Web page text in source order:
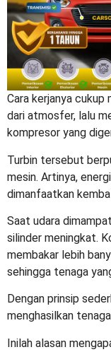
Cara kerjanya cukup
dari atmosfer, lalu
kompresor yang
Turbin tersebut
mesin. Artinya,
dimanfaatkan
Saat udara
silinder meningkat.
membakar lebih
sehingga tenaga
Dengan prinsip
menghasilkan
Inilah alasan